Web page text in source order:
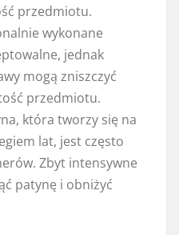
przedmiotu.
wykonane
jednak
mogą zniszczyć
przedmiotu.
która tworzy się na
lat, jest często
Zbyt intensywne
patynę i obniżyć